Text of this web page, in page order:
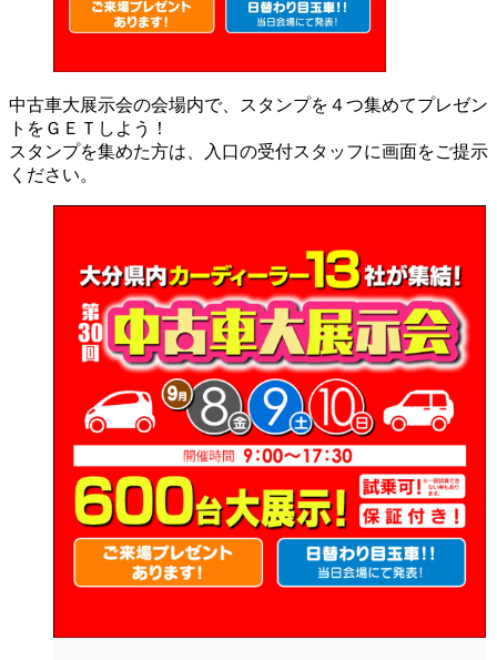
中古車大展示会の会場内で、スタンプを４つ集めてプレゼン
トをＧＥＴしよう！
スタンプを集めた方は、入口の受付スタッフに画面をご提示
ください。